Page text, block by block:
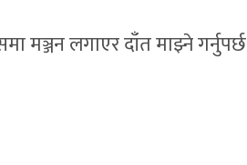
मञ्जन लगाएर दाँत माझ्ने गर्नुपर्छ